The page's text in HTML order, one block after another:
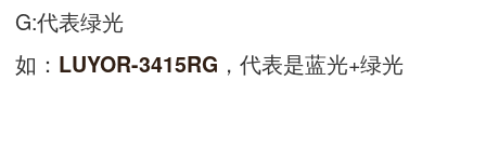
G:代表绿光
如： LUYOR-3415RG ，代表是蓝光+绿光